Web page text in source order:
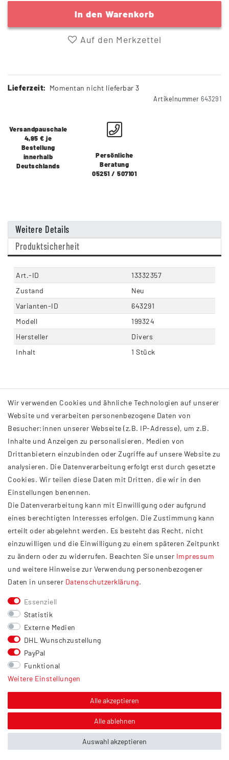
In den Warenkorb
Auf den Merkzettel
Lieferzeit: Momentan nicht lieferbar 3
Artikelnummer 643291
Versandpauschale
4,95 € je
Bestellung
innerhalb
Deutschlands
Persönliche
Beratung
05251 / 507101
Weitere Details
Produktsicherheit
Art.-ID
13332357
Zustand
Neu
Varianten-ID
643291
Modell
199324
Hersteller
Divers
Inhalt
1 Stück
INFORMATIONEN
AGB
Impressum
Datenschutzerklärung
Widerrufsrecht
Barrierefreiheit
Service
Kontakt
Versand
Zahlung
Vertrag widerrufen
Sonstiges
Hinweis zur Entsorgung von Altbatterien & Altöl
Über uns
Wir verwenden Cookies und ähnliche Technologien auf unserer
Website und verarbeiten personenbezogene Daten von
Besucher:innen unserer Webseite (z.B. IP-Adresse), um z.B.
Inhalte und Anzeigen zu personalisieren, Medien von
Drittanbietern einzubinden oder Zugriffe auf unsere Website zu
analysieren. Die Datenverarbeitung erfolgt erst durch gesetzte
Cookies. Wir teilen diese Daten mit Dritten, die wir in den
Einstellungen benennen.
Die Datenverarbeitung kann mit Einwilligung oder aufgrund
eines berechtigten Interesses erfolgen. Die Zustimmung kann
erteilt oder abgelehnt werden. Es besteht das Recht, nicht
einzuwilligen und die Einwilligung zu einem späteren Zeitpunkt
zu ändern oder zu widerrufen. Beachten Sie unser Impressum
und weitere Hinweise zur Verwendung personenbezogener
Daten in unserer Daten­schutz­erklärung.
Essenziell
Statistik
Externe Medien
DHL Wunschzustellung
PayPal
Funktional
Weitere Einstellungen
Alle akzeptieren
Alle ablehnen
Auswahl akzeptieren